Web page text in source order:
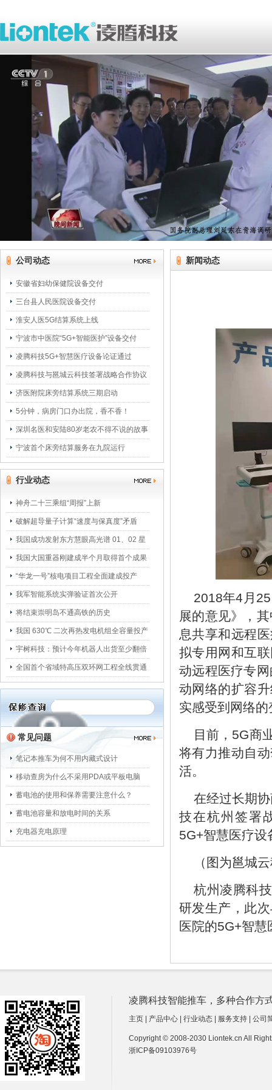
新闻动态
2018年4月
展的意见》，
息共享和远程
拟专用网和互
动远程医疗专
动网络的扩容
实感受到网络的
目前，5G商
将有力推动自
活。
在经过长期
技在杭州签署
5G+智慧医疗设
（图为邕城
杭州凌腾科
研发生产，此
医院的5G+智
公司动态
安徽省妇幼保健院设备交付
三台县人民医院设备交付
淮安人医5G结算系统上线
宁波市中医院“5G+智能医护”设备交付
凌腾科技5G+智慧医疗设备论证通过
凌腾科技与邕城云科技签署战略合作协议
济医附院床旁结算系统三期启动
5分钟，病房门口办出院，香不香！
深圳名医和安陆80岁老农不得不说的故事
宁波首个床旁结算服务在九院运行
行业动态
神舟二十三乘组“周报”上新
破解超导量子计算“速度与保真度”矛盾
我国成功发射东方慧眼高光谱 01、02 星
我国大国重器刚建成半个月取得首个成果
“华龙一号”核电项目工程全面建成投产
我军智能系统实弹验证首次公开
将结束崇明岛不通高铁的历史
我国 630℃ 二次再热发电机组全容量投产
宇树科技：预计今年机器人出货至少翻倍
全国首个省域特高压双环网工程全线贯通
常见问题
笔记本推车为何不用内藏式设计
移动查房为什么不采用PDA或平板电脑
蓄电池的使用和保养需要注意什么？
蓄电池容量和放电时间的关系
充电器充电原理
凌腾科技智能推车，多种合作方
主页 产品中心 行业动态 服务支持 公司
Copyright © 2008-2030 Liontek.cn All
浙ICP备09103976号